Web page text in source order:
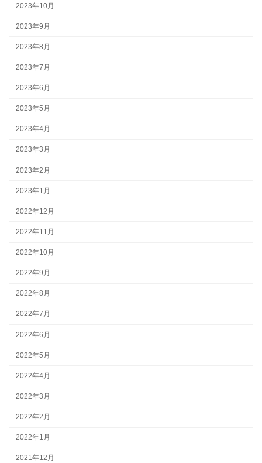
2023年10月
2023年9月
2023年8月
2023年7月
2023年6月
2023年5月
2023年4月
2023年3月
2023年2月
2023年1月
2022年12月
2022年11月
2022年10月
2022年9月
2022年8月
2022年7月
2022年6月
2022年5月
2022年4月
2022年3月
2022年2月
2022年1月
2021年12月